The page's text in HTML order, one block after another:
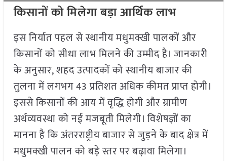
किसानों को मिलेगा बड़ा आर्थिक लाभ
इस निर्यात पहल से स्थानीय मधुमक्खी पालकों और
किसानों को सीधा लाभ मिलने की उम्मीद है। जानकारी
के अनुसार, शहद उत्पादकों को स्थानीय बाजार की
तुलना में लगभग 43 प्रतिशत अधिक कीमत प्राप्त होगी।
इससे किसानों की आय में वृद्धि होगी और ग्रामीण
अर्थव्यवस्था को नई मजबूती मिलेगी। विशेषज्ञों का
मानना है कि अंतरराष्ट्रीय बाजार से जुड़ने के बाद क्षेत्र में
मधुमक्खी पालन को बड़े स्तर पर बढ़ावा मिलेगा।